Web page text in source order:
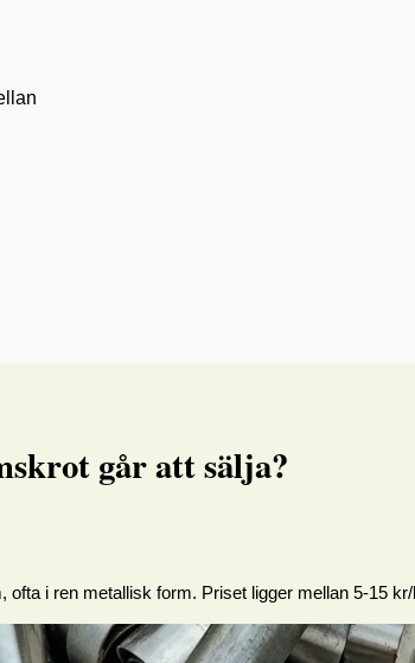
går att sälja?
ofta i ren metallisk form. Priset ligger mellan 5-15